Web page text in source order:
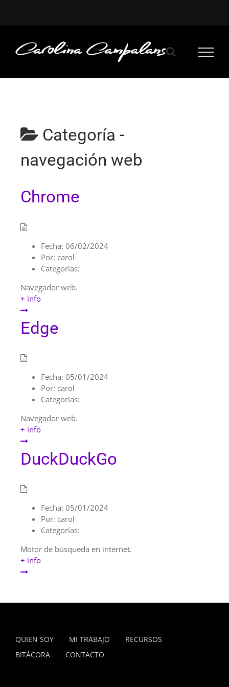
Categoría -
navegación web
Chrome
Fecha: 06/02/2024
Por: carol
Categorías:
Navegador web.
+ info
Edge
Fecha: 05/01/2024
Por: carol
Categorías:
Navegador web.
+ info
DuckDuckGo
Fecha: 05/01/2024
Por: carol
Categorías:
Motor de búsqueda en internet.
+ info
QUIEN SOY MI TRABAJO
RECURSOS
BITÁCORA
CONTACTO